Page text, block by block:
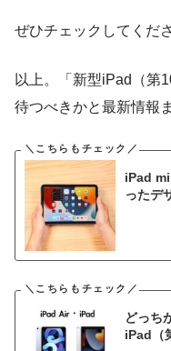
ぜひチェックしてくださ
以上。「新型iPad（第
待つべきかと最新情報
iPad
ったデ
どっち
iPad（